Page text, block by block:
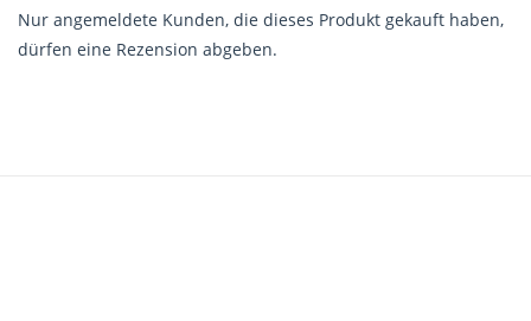
Nur angemeldete Kunden, die dieses Produkt gekauft haben,
dürfen eine Rezension abgeben.